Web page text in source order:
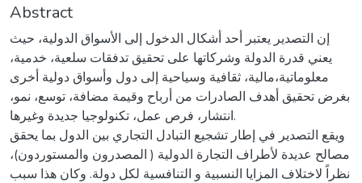
Abstract
إن التصدير يعتبر أحد أشكال الدخول إلى الأسواق الدولية، حيث
يعني قدرة الدولة وشركاتها على تحقيق تدفقات سلعية، خدمية،
معلوماتية،مالية، ثقافية وسياحية إلى دول وأسواق دولية أخرى
بغرض تحقيق أهدف الصادرات من أرباح وقيمة مضافة، توسع، نمو،
انتشار، فرص عمل، تكنولوجيا جديدة وغيرها.
ويقع التصدير في إطار تشجيع التبادل التجاري بين الدول بما يحقق
مصالح عديدة لأطراف التجارة الدولية ( المصدرون والمستوردون)،
نظراً لاختلاف المزايا النسبية و التنافسية لكل دولة. وكان هذا سبب